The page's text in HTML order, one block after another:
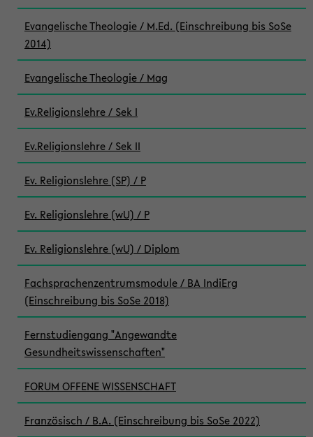
Evangelische Theologie / M.Ed. (Einschreibung bis SoSe
2014)
Evangelische Theologie / Mag
Ev.Religionslehre / Sek I
Ev.Religionslehre / Sek II
Ev. Religionslehre (SP) / P
Ev. Religionslehre (wU) / P
Ev. Religionslehre (wU) / Diplom
Fachsprachenzentrumsmodule / BA IndiErg
(Einschreibung bis SoSe 2018)
Fernstudiengang "Angewandte
Gesundheitswissenschaften"
FORUM OFFENE WISSENSCHAFT
Französisch / B.A. (Einschreibung bis SoSe 2022)